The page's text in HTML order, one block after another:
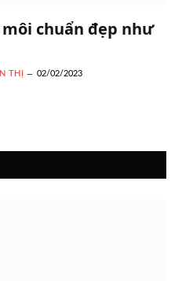
chuẩn đẹp như
THỊ 02/02/2023